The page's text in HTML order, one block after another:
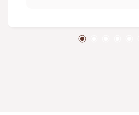
solar nos chuveiros e piscina.